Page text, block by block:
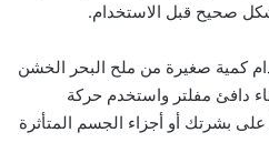
صحيح قبل الاستخدام.
كمية صغيرة من ملح البحر الخشن
دافئ مفلتر واستخدم حركة
بشرتك أو أجزاء الجسم المتأثرة